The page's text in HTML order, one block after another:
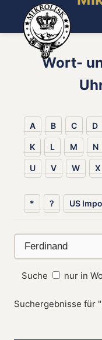
Wort-
A B C D
K L M N
U V W X
* ? US
Suche nur in
Suchergebnisse für